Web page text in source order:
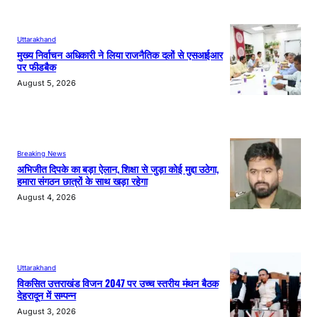
Uttarakhand
मुख्य निर्वाचन अधिकारी ने लिया राजनैतिक दलों से एसआईआर
पर फीडबैक
August 5, 2026
Breaking News
अभिजीत दिपके का बड़ा ऐलान, शिक्षा से जुड़ा कोई मुद्दा उठेगा,
हमारा संगठन छात्रों के साथ खड़ा रहेगा
August 4, 2026
Uttarakhand
विकसित उत्तराखंड विजन 2047 पर उच्च स्तरीय मंथन बैठक
देहरादून में सम्पन्न
August 3, 2026